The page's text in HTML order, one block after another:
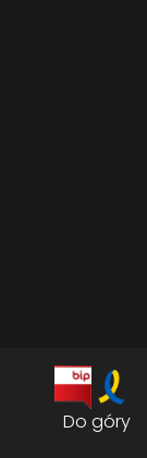
Do góry